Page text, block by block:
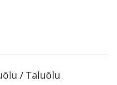
/ Taluõlu